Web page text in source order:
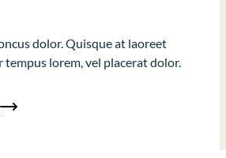
dolor. Quisque at laoreet
lorem, vel placerat dolor.